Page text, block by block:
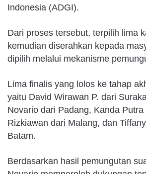
Indonesia (ADGI).
Dari proses tersebut, terpilih lima
kemudian diserahkan kepada
dipilih melalui mekanisme
Lima finalis yang lolos ke tahap
yaitu David Wirawan P. dari
Novario dari Padang, Kanda Putra
Rizkiawan dari Malang, dan
Batam.
Berdasarkan hasil pemungutan